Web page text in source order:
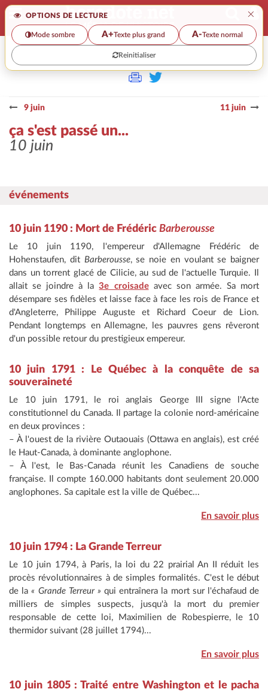
OPTIONS DE LECTURE ×
Mode sombre A+Texte plus grand A-Texte normal
Reinitialiser
>>
9 juin 11 juin
ça s'est passé un...
10 juin
événements
10 juin 1190 : Mort de Frédéric Barberousse
Le 10 juin 1190, l'empereur d'Allemagne Frédéric de
Hohenstaufen, dit Barberousse, se noie en voulant se baigner
dans un torrent glacé de Cilicie, au sud de l'actuelle Turquie. Il
allait se joindre à la3e croisadeavec son armée. Sa mort
désempare ses fidèles et laisse face à face les rois de France et
d'Angleterre, Philippe Auguste et Richard Coeur de Lion.
Pendant longtemps en Allemagne, les pauvres gens rêveront
d'un possible retour du prestigieux empereur.
10 juin 1791 : Le Québec à la conquête de sa
souveraineté
Le 10 juin 1791, le roi anglais George III signe l'Acte
constitutionnel du Canada. Il partage la colonie nord-américaine
en deux provinces :
– À l'ouest de la rivière Outaouais (Ottawa en anglais), est créé
le Haut-Canada, à dominante anglophone.
– À l'est, le Bas-Canada réunit les Canadiens de souche
française. Il compte 160.000 habitants dont seulement 20.000
anglophones. Sa capitale est la ville de Québec...
En savoir plus
10 juin 1794 : La Grande Terreur
Le 10 juin 1794, à Paris, la loi du 22 prairial An II réduit les
procès révolutionnaires à de simples formalités. C'est le début
de la« Grande Terreur » qui entraînera la mort sur l'échafaud de
milliers de simples suspects, jusqu'à la mort du premier
responsable de cette loi, Maximilien de Robespierre, le 10
thermidor suivant (28 juillet 1794)...
En savoir plus
10 juin 1805 : Traité entre Washington et le pacha